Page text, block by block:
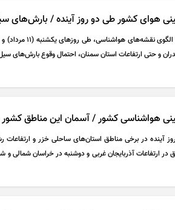
هوای کشور طی دو روز آینده / بارش‌های سیل‌آسا
و حتی ارتفاعات استان سمنان، احتمال وقوع بارش‌های
هواشناسی کشور / آسمان این مناطق کشور
آینده در برخی مناطق استان‌های ساحلی خزر و ارتفاعات
در ارتفاعات آذربایجان غربی و دوشنبه در خراسان شمالی